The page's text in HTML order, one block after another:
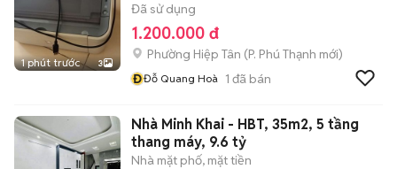
1 phút trước 3
Đã sử dụng
1.200.000 đ
Phường Hiệp Tân (P. Phú Thạnh mới)
ĐĐỗ Quang Hoà 1 đã bán
Nhà Minh Khai - HBT, 35m2, 5 tầng
thang máy, 9.6 tỷ
Nhà mặt phố, mặt tiền